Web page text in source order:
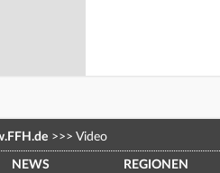
>>> Video
NEWS REGIONEN